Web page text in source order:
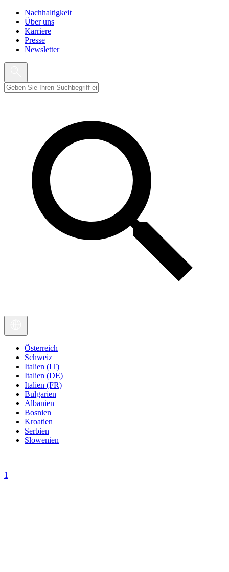
Nachhaltigkeit
Über uns
Karriere
Presse
Newsletter
Österreich
Schweiz
Italien (IT)
Italien (DE)
Italien (FR)
Bulgarien
Albanien
Bosnien
Kroatien
Serbien
Slowenien
1